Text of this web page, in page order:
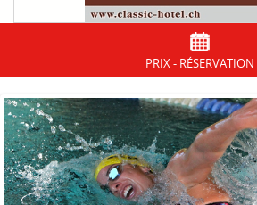
PRIX - RÉSERVATION